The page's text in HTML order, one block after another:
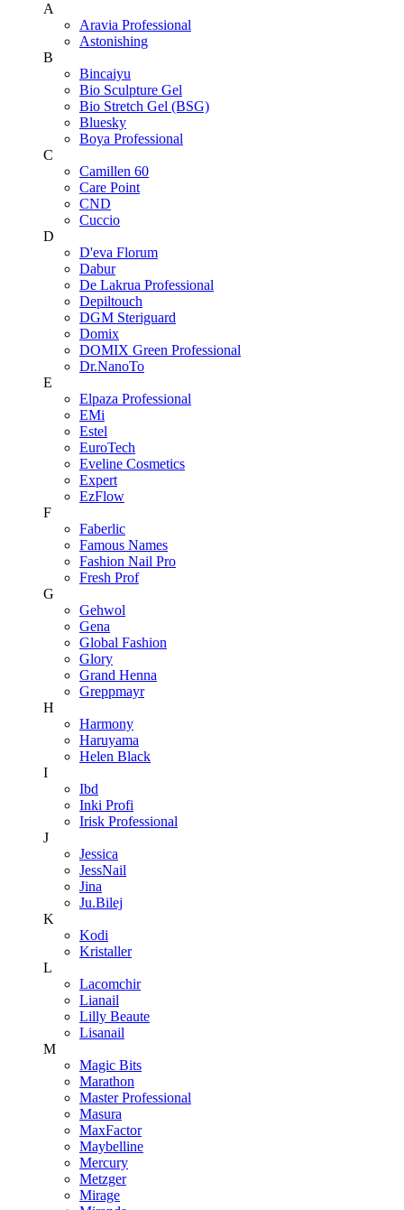
A
Aravia Professional
Astonishing
B
Bincaiyu
Bio Sculpture Gel
Bio Stretch Gel (BSG)
Bluesky
Boya Professional
C
Camillen 60
Care Point
CND
Cuccio
D
D'eva Florum
Dabur
De Lakrua Professional
Depiltouch
DGM Steriguard
Domix
DOMIX Green Professional
Dr.NanoTo
E
Elpaza Professional
EMi
Estel
EuroTech
Eveline Cosmetics
Expert
EzFlow
F
Faberlic
Famous Names
Fashion Nail Pro
Fresh Prof
G
Gehwol
Gena
Global Fashion
Glory
Grand Henna
Greppmayr
H
Harmony
Haruyama
Helen Black
I
Ibd
Inki Profi
Irisk Professional
J
Jessica
JessNail
Jina
Ju.Bilej
K
Kodi
Kristaller
L
Lacomchir
Lianail
Lilly Beaute
Lisanail
M
Magic Bits
Marathon
Master Professional
Masura
MaxFactor
Maybelline
Mercury
Metzger
Mirage